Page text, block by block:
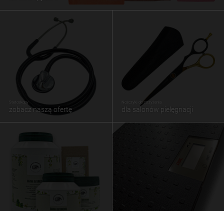
Stetoskopy
zobacz naszą ofertę
Nożczyki do strzyżenia
dla salonów pielęgnacji